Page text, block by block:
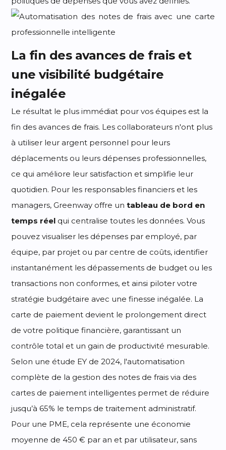
La fin des avances de frais et
une visibilité budgétaire
inégalée
Le résultat le plus immédiat pour vos équipes est la
fin des avances de frais. Les collaborateurs n'ont plus
à utiliser leur argent personnel pour leurs
déplacements ou leurs dépenses professionnelles,
ce qui améliore leur satisfaction et simplifie leur
quotidien. Pour les responsables financiers et les
managers, Greenway offre untableau de bord en
temps réel qui centralise toutes les données. Vous
pouvez visualiser les dépenses par employé, par
équipe, par projet ou par centre de coûts, identifier
instantanément les dépassements de budget ou les
transactions non conformes, et ainsi piloter votre
stratégie budgétaire avec une finesse inégalée. La
carte de paiement devient le prolongement direct
de votre politique financière, garantissant un
contrôle total et un gain de productivité mesurable.
Selon une étude EY de 2024, l'automatisation
complète de la gestion des notes de frais via des
cartes de paiement intelligentes permet de réduire
jusqu’à 65% le temps de traitement administratif.
Pour une PME, cela représente une économie
moyenne de 450 € par an et par utilisateur, sans